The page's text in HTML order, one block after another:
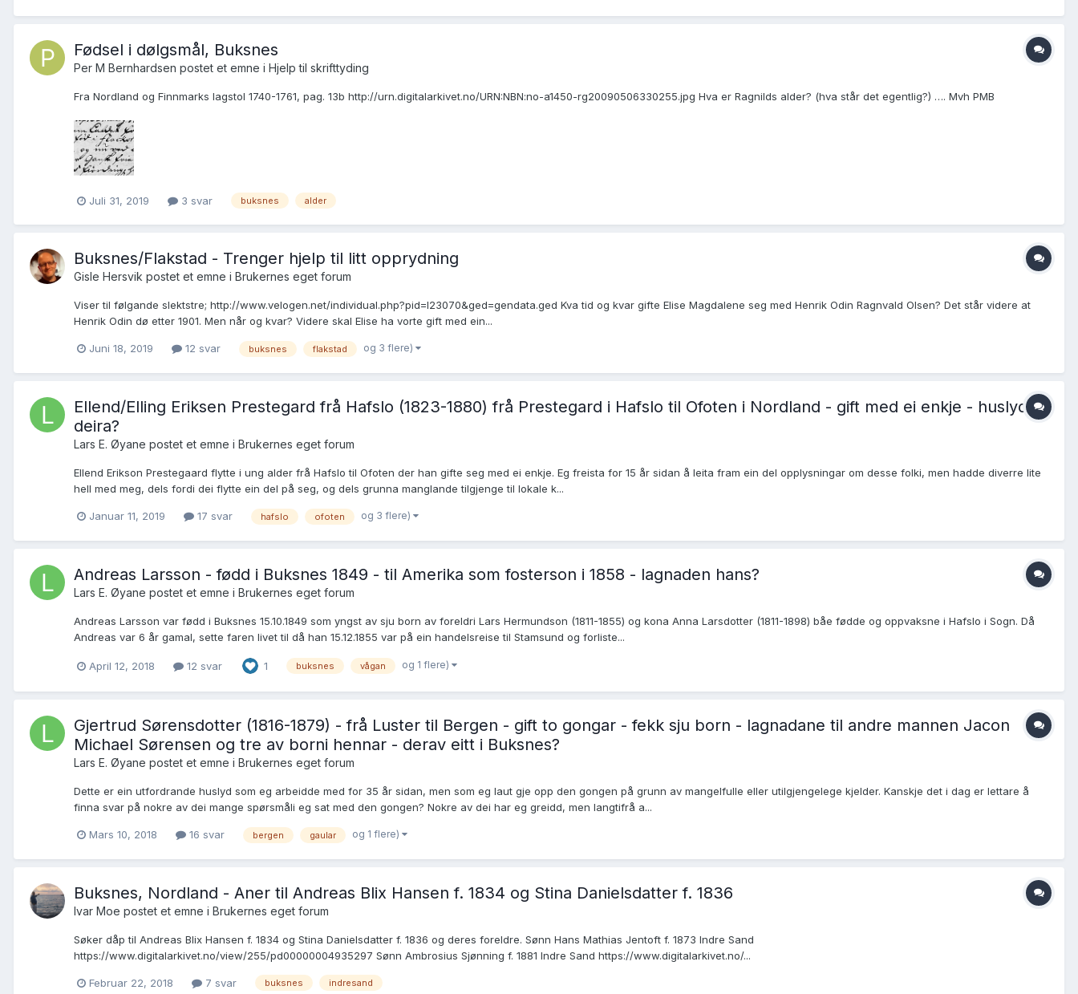
Fødsel i dølgsmål, Buksnes
Per M Bernhardsen postet et emne i Hjelp til skrifttyding
Fra Nordland og Finnmarks lagstol 1740-1761, pag. 13b http://urn.digitalarkivet.no/URN:NBN:no-a1450-rg20090506330255.jpg Hva er Ragnilds alder? (hva står det egentlig?) …. Mvh PMB
Juli 31, 2019 3 svar buksnes alder
Buksnes/Flakstad - Trenger hjelp til litt opprydning
Gisle Hersvik postet et emne i Brukernes eget forum
Viser til følgande slektstre; http://www.velogen.net/individual.php?pid=I23070&ged=gendata.ged Kva tid og kvar gifte Elise Magdalene seg med Henrik Odin Ragnvald Olsen? Det står videre at
Henrik Odin dø etter 1901. Men når og kvar? Videre skal Elise ha vorte gift med ein...
Juni 18, 2019 12 svar buksnes flakstad og 3 flere)
Ellend/Elling Eriksen Prestegard frå Hafslo (1823-1880) frå Prestegard i Hafslo til Ofoten i Nordland - gift med ei enkje - huslyden
deira?
Lars E. Øyane postet et emne i Brukernes eget forum
Ellend Erikson Prestegaard flytte i ung alder frå Hafslo til Ofoten der han gifte seg med ei enkje. Eg freista for 15 år sidan å leita fram ein del opplysningar om desse folki, men hadde diverre lite
hell med meg, dels fordi dei flytte ein del på seg, og dels grunna manglande tilgjenge til lokale k...
Januar 11, 2019 17 svar hafslo ofoten og 3 flere)
Andreas Larsson - fødd i Buksnes 1849 - til Amerika som fosterson i 1858 - lagnaden hans?
Lars E. Øyane postet et emne i Brukernes eget forum
Andreas Larsson var fødd i Buksnes 15.10.1849 som yngst av sju born av foreldri Lars Hermundson (1811-1855) og kona Anna Larsdotter (1811-1898) båe fødde og oppvaksne i Hafslo i Sogn. Då
Andreas var 6 år gamal, sette faren livet til då han 15.12.1855 var på ein handelsreise til Stamsund og forliste...
April 12, 2018 12 svar 1 buksnes vågan og 1 flere)
Gjertrud Sørensdotter (1816-1879) - frå Luster til Bergen - gift to gongar - fekk sju born - lagnadane til andre mannen Jacon
Michael Sørensen og tre av borni hennar - derav eitt i Buksnes?
Lars E. Øyane postet et emne i Brukernes eget forum
Dette er ein utfordrande huslyd som eg arbeidde med for 35 år sidan, men som eg laut gje opp den gongen på grunn av mangelfulle eller utilgjengelege kjelder. Kanskje det i dag er lettare å
finna svar på nokre av dei mange spørsmåli eg sat med den gongen? Nokre av dei har eg greidd, men langtifrå a...
Mars 10, 2018 16 svar bergen gaular og 1 flere)
Buksnes, Nordland - Aner til Andreas Blix Hansen f. 1834 og Stina Danielsdatter f. 1836
Ivar Moe postet et emne i Brukernes eget forum
Søker dåp til Andreas Blix Hansen f. 1834 og Stina Danielsdatter f. 1836 og deres foreldre. Sønn Hans Mathias Jentoft f. 1873 Indre Sand
https://www.digitalarkivet.no/view/255/pd00000004935297 Sønn Ambrosius Sjønning f. 1881 Indre Sand https://www.digitalarkivet.no/...
Februar 22, 2018 7 svar buksnes indresand